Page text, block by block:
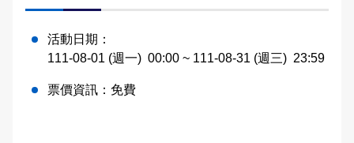
活動日期：
111-08-01 (週一) 00:00 ~ 111-08-31 (週三) 23:59
票價資訊： 免費